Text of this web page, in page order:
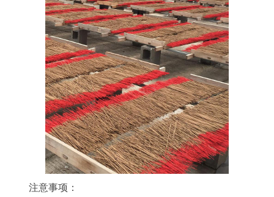
注意事项：